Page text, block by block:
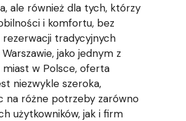
ale również dla tych, którzy
i komfortu, bez
rezerwacji tradycyjnych
jako jednym z
miast w Polsce, oferta
niezwykle szeroka,
na różne potrzeby zarówno
użytkowników, jak i firm